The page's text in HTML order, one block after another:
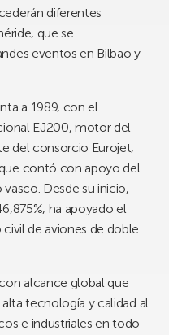
diferentes
que se
eventos en Bilbao y
a 1989, con el
EJ200, motor del
del consorcio Eurojet,
contó con apoyo del
Desde su inicio,
ha apoyado el
de aviones de doble
alcance global que
tecnología y calidad al
e industriales en todo